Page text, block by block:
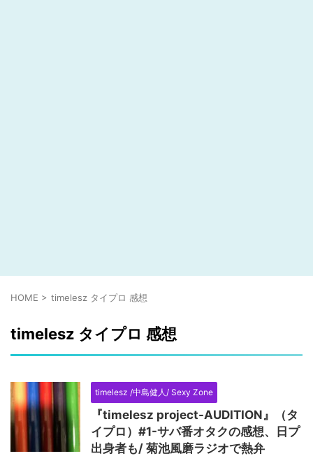
HOME > timelesz タイプロ 感想
timelesz タイプロ 感想
timelesz /中島健人/ Sexy Zone
『timelesz project-AUDITION』（タ
イプロ）#1-サバ番オタクの感想、日プ
出身者も/ 菊池風磨ラジオで熱弁